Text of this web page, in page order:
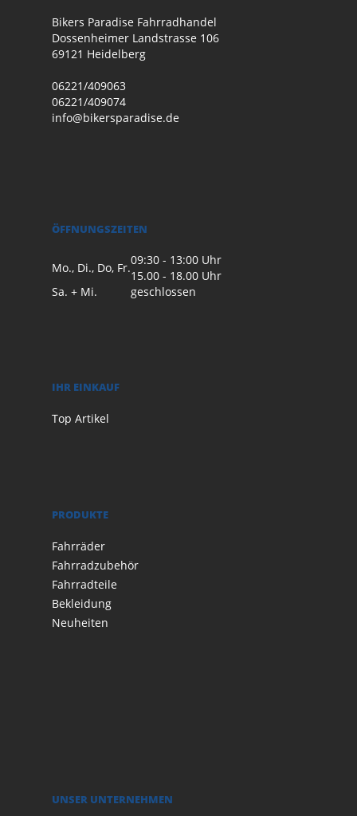
Bikers Paradise Fahrradhandel
Dossenheimer Landstrasse 106
69121 Heidelberg
06221/409063
06221/409074
info@bikersparadise.de
ÖFFNUNGSZEITEN
Mo., Di., Do, Fr.
09:30 - 13:00 Uhr
15.00 - 18.00 Uhr
Sa. + Mi.
geschlossen
IHR EINKAUF
Top Artikel
PRODUKTE
Fahrräder
Fahrradzubehör
Fahrradteile
Bekleidung
Neuheiten
UNSER UNTERNEHMEN